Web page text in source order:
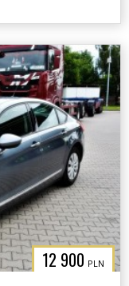
12 900 PLN